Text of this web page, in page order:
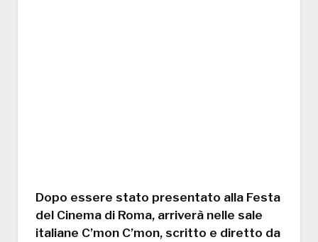
Dopo essere stato presentato alla Festa
del Cinema di Roma, arriverà nelle sale
italiane C’mon C’mon, scritto e diretto da